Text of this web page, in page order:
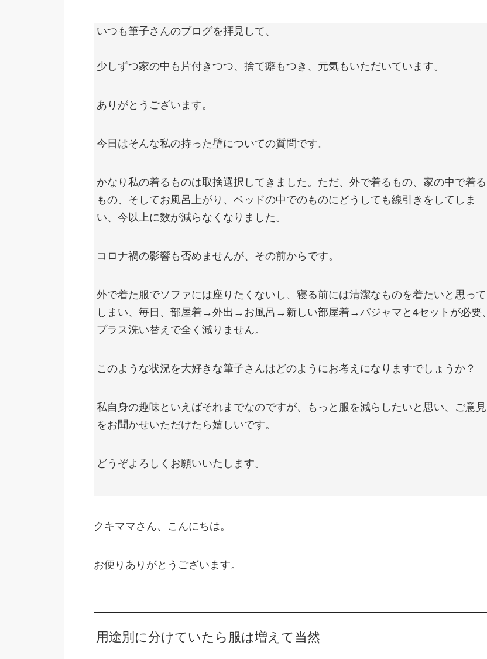
いつも筆子さんのブログを拝見して、
少しずつ家の中も片付きつつ、捨て癖もつき、元気もいただいています。
ありがとうございます。
今日はそんな私の持った壁についての質問です。
かなり私の着るものは取捨選択してきました。ただ、外で着るもの、家の中で着る
もの、そしてお風呂上がり、ベッドの中でのものにどうしても線引きをしてしま
い、今以上に数が減らなくなりました。
コロナ禍の影響も否めませんが、その前からです。
外で着た服でソファには座りたくないし、寝る前には清潔なものを着たいと思って
しまい、毎日、部屋着→外出→お風呂→新しい部屋着→パジャマと4セットが必要、
プラス洗い替えで全く減りません。
このような状況を大好きな筆子さんはどのようにお考えになりますでしょうか？
私自身の趣味といえばそれまでなのですが、もっと服を減らしたいと思い、ご意見
をお聞かせいただけたら嬉しいです。
どうぞよろしくお願いいたします。
クキママさん、こんにちは。
お便りありがとうございます。
用途別に分けていたら服は増えて当然